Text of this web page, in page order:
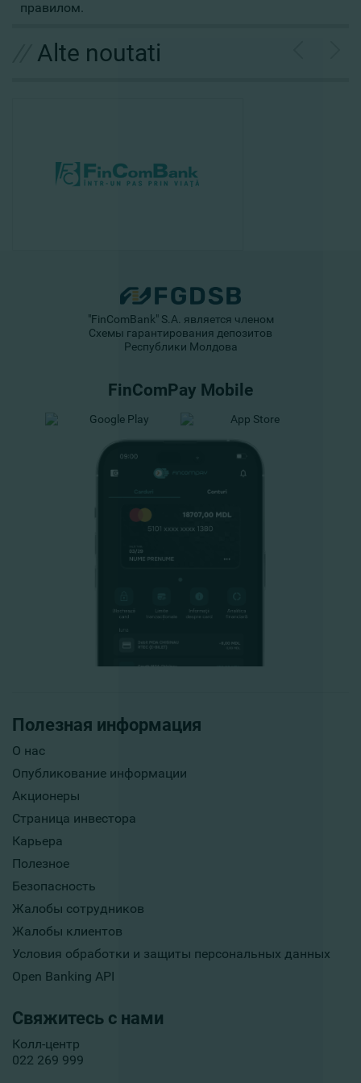
правилом.
Alte noutati
Полезная информация
О нас
Опубликование информации
Акционеры
Страница инвестора
Карьера
Полезное
Безопасность
Жалобы сотрудников
Жалобы клиентов
Условия обработки и защиты персональных данных
Open Banking API
Свяжитесь с нами
Колл-центр
022 269 999
"FinComBank" S.A. является членом
Схемы гарантирования депозитов
Республики Молдова
FinComPay Mobile